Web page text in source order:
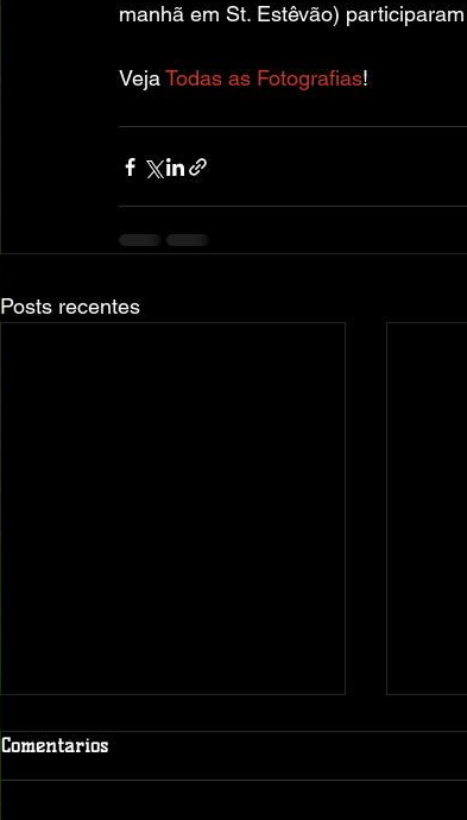
manhã em St. Estêvão)
Veja Todas as Fotografias!
Posts recentes
Comentários